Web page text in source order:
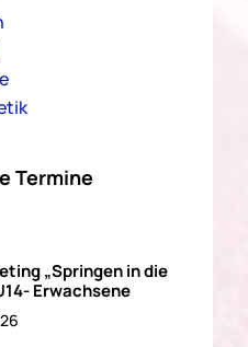
Termine
„Springen in die
Erwachsene